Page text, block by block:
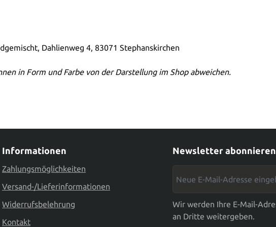
Dahlienweg 4, 83071 Stephanskirchen
in Form und Farbe von der Darstellung im Shop abweichen.
Informationen
Zahlungsmöglichkeiten
Versand-/Lieferinformationen
Widerrufsbelehrung
Kontakt
Newsletter abonnieren
Neue E-Mail-Adresse
Wir werden Ihre E-Mail-
an Dritte weitergeben.